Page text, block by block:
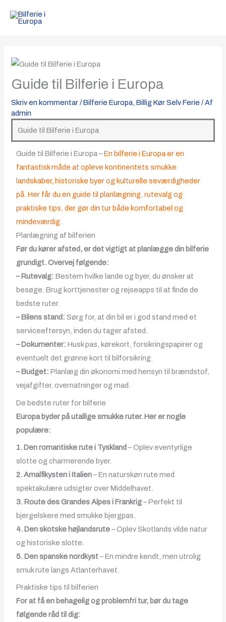
Guide til Bilferie i Europa
Skriv en kommentar /Bilferie Europa,Billig Kør Selv Ferie / Af
admin
Guide til Bilferie i Europa
Guide til Bilferie i Europa –En bilferie i Europa er en
fantastisk måde at opleve kontinentets smukke
landskaber, historiske byer og kulturelle seværdigheder
på. Her får du en guide til planlægning, rutevalg og
praktiske tips, der gør din tur både komfortabel og
mindeværdig.
Planlægning af bilferien
Før du kører afsted, er det vigtigt at planlægge din bilferie
grundigt. Overvej følgende:
– Rutevalg: Bestem hvilke lande og byer, du ønsker at
besøge. Brug korttjenester og rejseapps til at finde de
bedste ruter.
– Bilens stand: Sørg for, at din bil er i god stand med et
serviceeftersyn, inden du tager afsted.
– Dokumenter: Husk pas, kørekort, forsikringspapirer og
eventuelt det grønne kort til bilforsikring.
– Budget: Planlæg din økonomi med hensyn til brændstof,
vejafgifter, overnatninger og mad.
De bedste ruter for bilferie
Europa byder på utallige smukke ruter. Her er nogle
populære:
1. Den romantiske rute i Tyskland – Oplev eventyrlige
slotte og charmerende byer.
2. Amalfikysten i Italien– En naturskøn rute med
spektakulære udsigter over Middelhavet.
3. Route des Grandes Alpes i Frankrig– Perfekt til
bjergelskere med smukke bjergpas.
4. Den skotske højlandsrute– Oplev Skotlands vilde natur
og historiske slotte.
5. Den spanske nordkyst– En mindre kendt, men utrolig
smuk rute langs Atlanterhavet.
Praktiske tips til bilferien
For at få en behagelig og problemfri tur, bør du tage
følgende råd til dig: